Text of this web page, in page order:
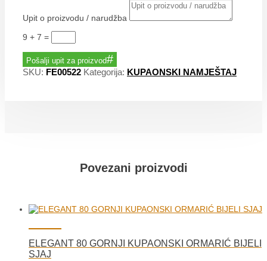
Upit o proizvodu / narudžba
9 + 7 =
Pošalji upit za proizvod
SKU: FE00522 Kategorija: KUPAONSKI NAMJEŠTAJ
Povezani proizvodi
ELEGANT 80 GORNJI KUPAONSKI ORMARIĆ BIJELI
SJAJ